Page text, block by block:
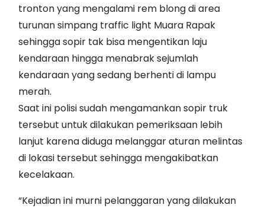
tronton yang mengalami rem blong di area
turunan simpang traffic light Muara Rapak
sehingga sopir tak bisa mengentikan laju
kendaraan hingga menabrak sejumlah
kendaraan yang sedang berhenti di lampu
merah.
Saat ini polisi sudah mengamankan sopir truk
tersebut untuk dilakukan pemeriksaan lebih
lanjut karena diduga melanggar aturan melintas
di lokasi tersebut sehingga mengakibatkan
kecelakaan.
“Kejadian ini murni pelanggaran yang dilakukan